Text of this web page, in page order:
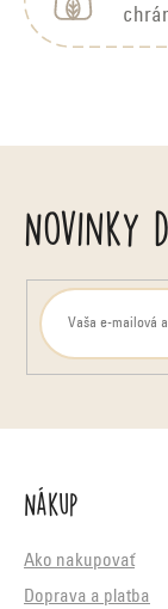
Novinky
Nákup
Ako nakupovať
Doprava a platba